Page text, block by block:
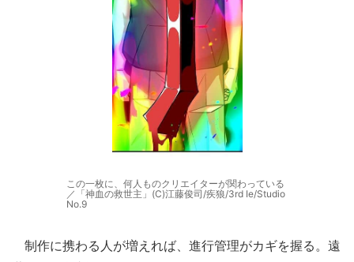
この一枚に、何人ものクリエイターが関わっている
／「神血の救世主」(C)江藤俊司/疾狼/3rd Ie/Studio
No.9
制作に携わる人が増えれば、進行管理がカギを握る。遠